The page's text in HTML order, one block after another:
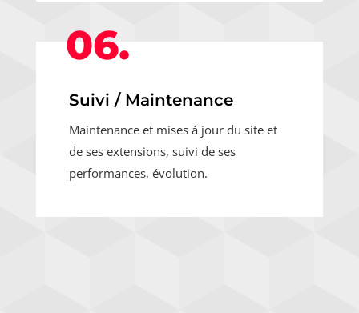
06.
Suivi / Maintenance
Maintenance et mises à jour du site et
de ses extensions, suivi de ses
performances, évolution.